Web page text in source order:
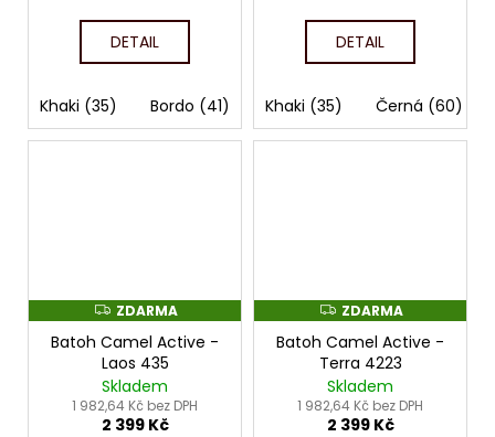
DETAIL
Khaki (35) Bordo (41) Modrá (53) Černá (60)
DETAIL
Khaki (35) Černá (60)
Z
D
A
M
A
ZDARMA
Batoh Camel Active -
Laos 435
Skladem
1 982,64 Kč bez DPH
2 399 Kč
Z
D
A
M
A
ZDARMA
Batoh Camel Active -
Terra 4223
Skladem
1 982,64 Kč bez DPH
2 399 Kč